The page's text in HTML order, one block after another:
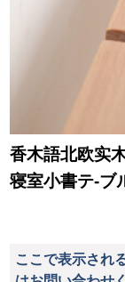
香木語北欧实
寝室小書テ-ブ
ここで表示され